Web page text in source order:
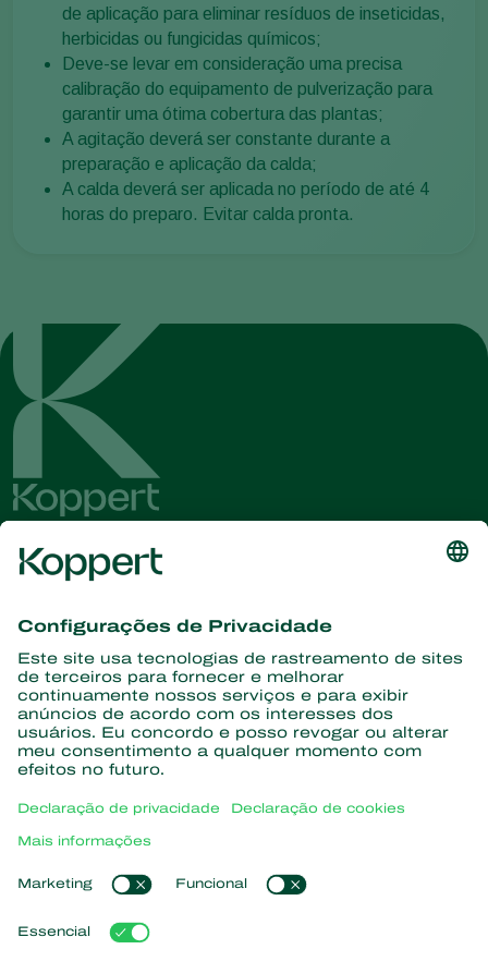
de aplicação para eliminar resíduos de inseticidas,
herbicidas ou fungicidas químicos;
Deve-se levar em consideração uma precisa
calibração do equipamento de pulverização para
garantir uma ótima cobertura das plantas;
A agitação deverá ser constante durante a
preparação e aplicação da calda;
A calda deverá ser aplicada no período de até 4
horas do preparo. Evitar calda pronta.
informações
Assine aqui
Parceiros com a natureza
Vespas Parasitoides
Nematoides benéficos
Microorganismos benéficos
Proteção de culturas
Sobre a Koppert
Centro de informações
Trabalhe na Koppert
Links de Interesse
Natutec